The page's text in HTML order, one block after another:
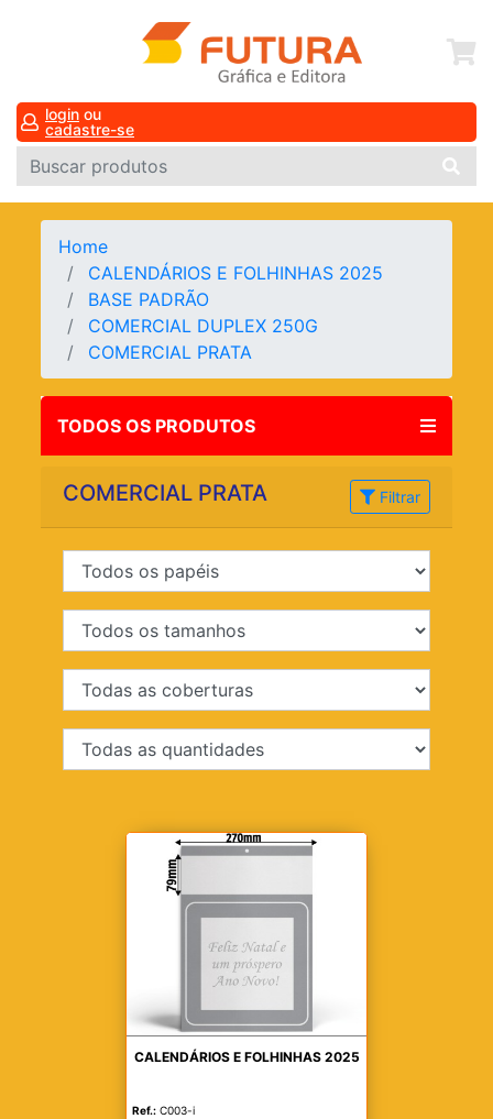
login ou
cadastre-se
Home
CALENDÁRIOS E FOLHINHAS 2025
BASE PADRÃO
COMERCIAL DUPLEX 250G
COMERCIAL PRATA
TODOS OS PRODUTOS
COMERCIAL PRATA Filtrar
CALENDÁRIOS E FOLHINHAS 2025
Ref.: C003-i